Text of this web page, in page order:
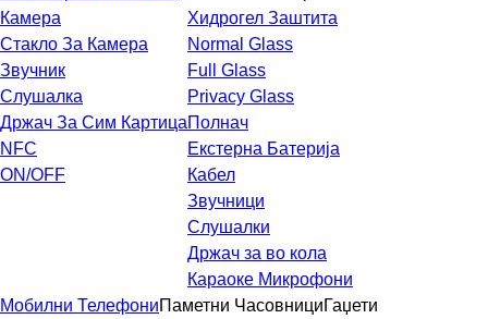
Камера
Стакло За Камера
Звучник
Слушалка
Држач За Сим Картица
NFC
ON/OFF
Хидрогел Заштита
Normal Glass
Full Glass
Privacy Glass
Полнач
Екстерна Батерија
Кабел
Звучници
Слушалки
Држач за во кола
Караоке Микрофони
Мобилни ТелефониПаметни ЧасовнициГаџети